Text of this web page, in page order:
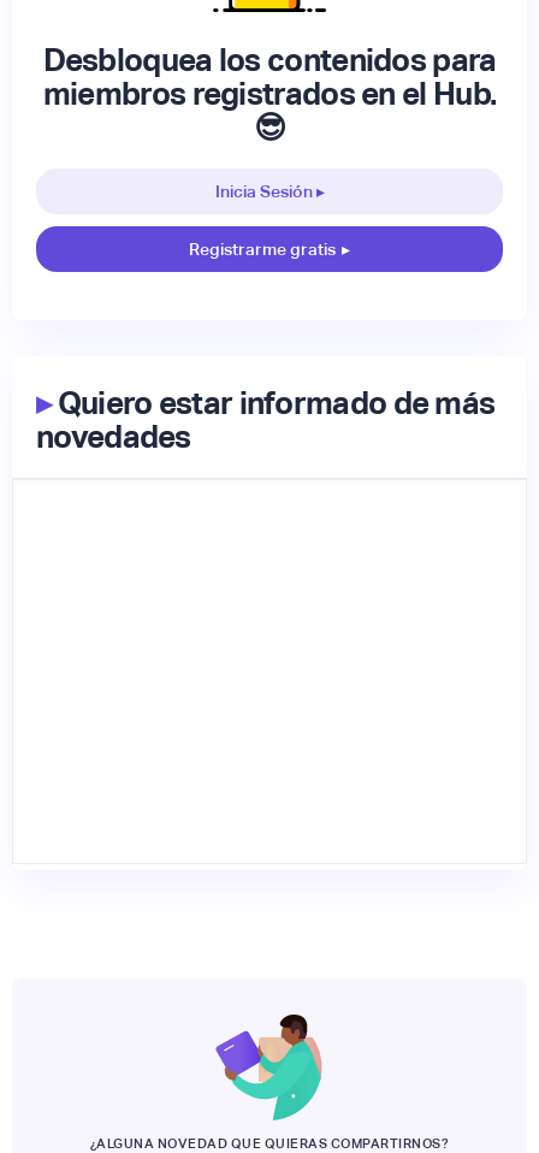
Desbloquea los contenidos para
miembros registrados en el Hub.
😎
Inicia Sesión ▸
Registrarme gratis ▸
▸Quiero estar informado de más
novedades
¿ALGUNA NOVEDAD QUE QUIERAS COMPARTIRNOS?